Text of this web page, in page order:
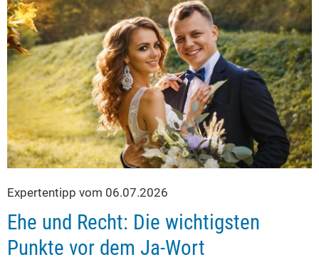
Expertentipp vom 06.07.2026
Ehe und Recht: Die wichtigsten
Punkte vor dem Ja-Wort